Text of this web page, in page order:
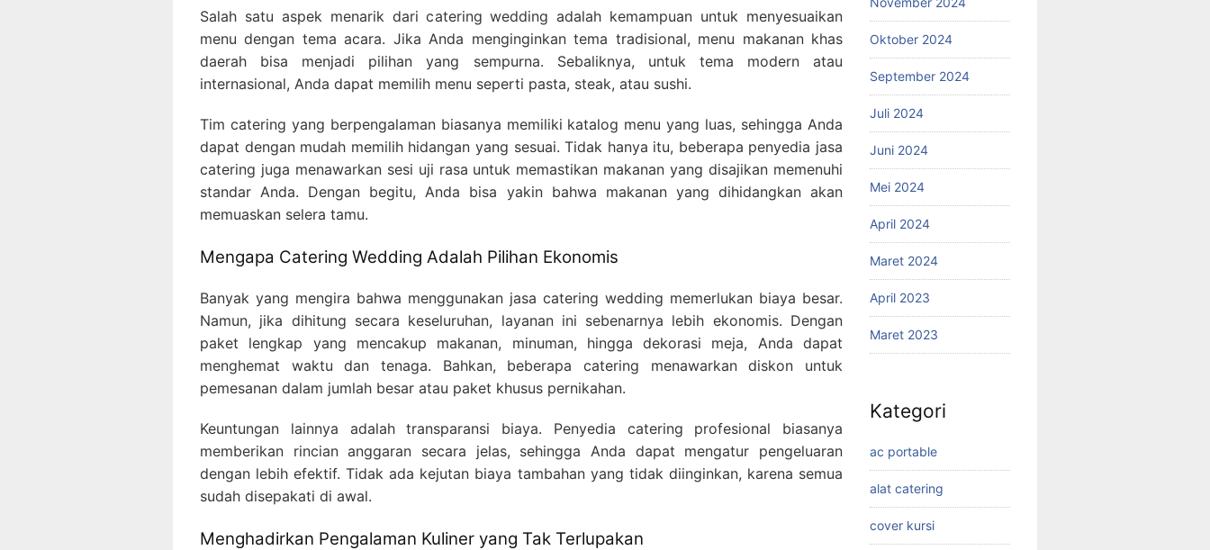
Salah satu aspek menarik dari catering wedding adalah kemampuan untuk menyesuaikan
menu dengan tema acara. Jika Anda menginginkan tema tradisional, menu makanan khas
daerah bisa menjadi pilihan yang sempurna. Sebaliknya, untuk tema modern atau
internasional, Anda dapat memilih menu seperti pasta, steak, atau sushi.
Tim catering yang berpengalaman biasanya memiliki katalog menu yang luas, sehingga Anda
dapat dengan mudah memilih hidangan yang sesuai. Tidak hanya itu, beberapa penyedia jasa
catering juga menawarkan sesi uji rasa untuk memastikan makanan yang disajikan memenuhi
standar Anda. Dengan begitu, Anda bisa yakin bahwa makanan yang dihidangkan akan
memuaskan selera tamu.
Mengapa Catering Wedding Adalah Pilihan Ekonomis
Banyak yang mengira bahwa menggunakan jasa catering wedding memerlukan biaya besar.
Namun, jika dihitung secara keseluruhan, layanan ini sebenarnya lebih ekonomis. Dengan
paket lengkap yang mencakup makanan, minuman, hingga dekorasi meja, Anda dapat
menghemat waktu dan tenaga. Bahkan, beberapa catering menawarkan diskon untuk
pemesanan dalam jumlah besar atau paket khusus pernikahan.
Keuntungan lainnya adalah transparansi biaya. Penyedia catering profesional biasanya
memberikan rincian anggaran secara jelas, sehingga Anda dapat mengatur pengeluaran
dengan lebih efektif. Tidak ada kejutan biaya tambahan yang tidak diinginkan, karena semua
sudah disepakati di awal.
Menghadirkan Pengalaman Kuliner yang Tak Terlupakan
Oktober 2024
September 2024
Juli 2024
Juni 2024
Mei 2024
April 2024
Maret 2024
April 2023
Maret 2023
Kategori
ac portable
alat catering
cover kursi